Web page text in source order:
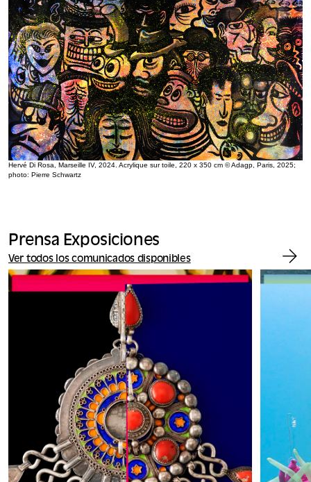
Hervé Di Rosa, Marseille IV, 2024. Acrylique sur toile, 220 x 350 cm © Adagp, Paris, 2025;
photo: Pierre Schwartz
Prensa Exposiciones
Ver todos los comunicados disponibles